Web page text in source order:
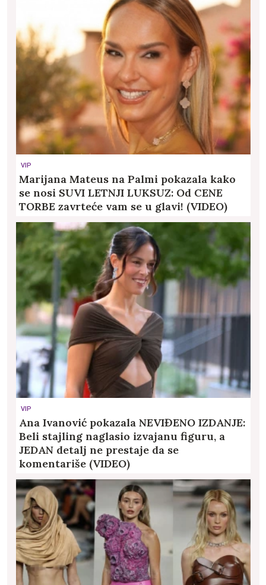
VIP
Marijana Mateus na Palmi pokazala kako
se nosi SUVI LETNJI LUKSUZ: Od CENE
TORBE zavrteće vam se u glavi! (VIDEO)
VIP
Ana Ivanović pokazala NEVIĐENO IZDANJE:
Beli stajling naglasio izvajanu figuru, a
JEDAN detalj ne prestaje da se
komentariše (VIDEO)